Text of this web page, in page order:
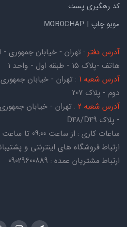
کد رهگیری پست
موبو چاپ | MOBOCHAP
آدرس دفتر : تهران - خیابان جمهوری -
هاتف -پلاک ۱۵ - طبقه اول - واحد ۱
آدرس شعبه 1
: تهران - خیابان
دوم - پلاک 207
آدرس شعبه 2
: تهران - خیابان
- پلاک D48/D49
ساعات کاری : از ساعت 09:00 تا ساعت 18:00
ارتباط فروشگاه های اینترنتی و پشتیبانی سایت
ارتباط مشتریان عمده : 09029600889